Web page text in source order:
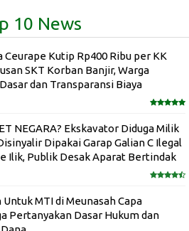
10 News
Ceurape Kutip Rp400 Ribu per KK
SKT Korban Banjir, Warga
dan Transparansi Biaya
NEGARA? Ekskavator Diduga Milik
Dipakai Garap Galian C Ilegal
Ilik, Publik Desak Aparat Bertindak
MTI di Meunasah Capa
Pertanyakan Dasar Hukum dan